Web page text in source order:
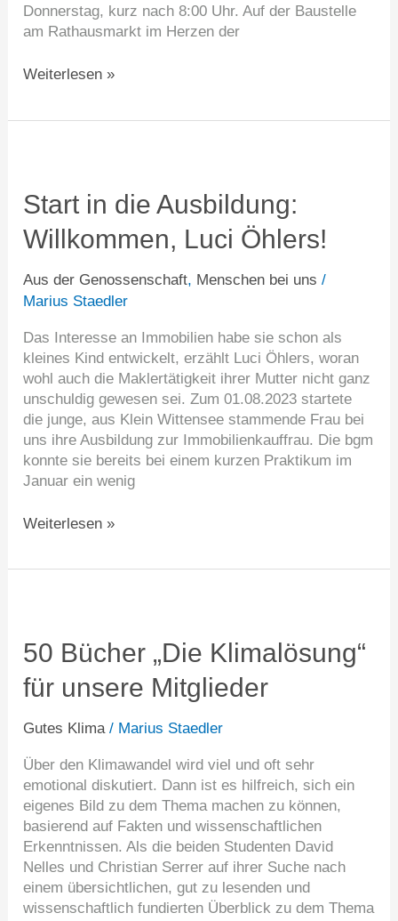
Donnerstag, kurz nach 8:00 Uhr. Auf der Baustelle
am Rathausmarkt im Herzen der
Weiterlesen »
Start in die Ausbildung:
Willkommen, Luci Öhlers!
Aus der Genossenschaft, Menschen bei uns /
Marius Staedler
Das Interesse an Immobilien habe sie schon als
kleines Kind entwickelt, erzählt Luci Öhlers, woran
wohl auch die Maklertätigkeit ihrer Mutter nicht ganz
unschuldig gewesen sei. Zum 01.08.2023 startete
die junge, aus Klein Wittensee stammende Frau bei
uns ihre Ausbildung zur Immobilienkauffrau. Die bgm
konnte sie bereits bei einem kurzen Praktikum im
Januar ein wenig
die
Ausbildung:
Willkommen,
Öhlers!
Weiterlesen »
50 Bücher „Die Klimalösung“
für unsere Mitglieder
Gutes Klima/ Marius Staedler
Über den Klimawandel wird viel und oft sehr
emotional diskutiert. Dann ist es hilfreich, sich ein
eigenes Bild zu dem Thema machen zu können,
basierend auf Fakten und wissenschaftlichen
Erkenntnissen. Als die beiden Studenten David
Nelles und Christian Serrer auf ihrer Suche nach
einem übersichtlichen, gut zu lesenden und
wissenschaftlich fundierten Überblick zu dem Thema
„Die
Klimalösung“
für
Mitglieder